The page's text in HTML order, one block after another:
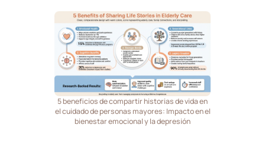
5 beneficios de compartir historias de vida en
el cuidado de personas mayores: Impacto en el
bienestar emocional y la depresión